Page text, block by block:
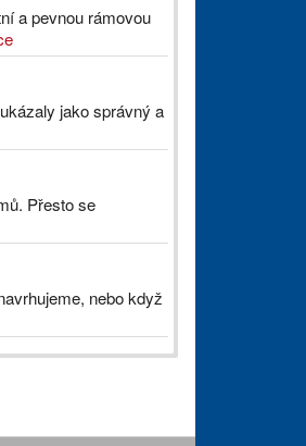
a pevnou rámovou
jako správný a
Přesto se
nebo když